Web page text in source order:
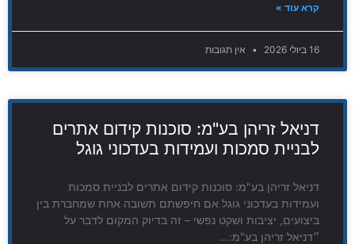
קרא עוד »
16 ביולי 2026 אין תגובות
דניאל זריהן בע"מ: סוכנות קידום אתרים
לבניית סמכות ועמידות בעדכוני גוגל
דניאל זריהן בע"מ: סוכנות קידום אתרים לבניית סמכות
ועמידות בעדכוני גוגל אם חיפשתם תשובה אחת שמחברת בין
ביצועים, יציבות ושקט נפשי – זה בדיוק המקום לדבר על
״דניאל זריהן בע"מ:…